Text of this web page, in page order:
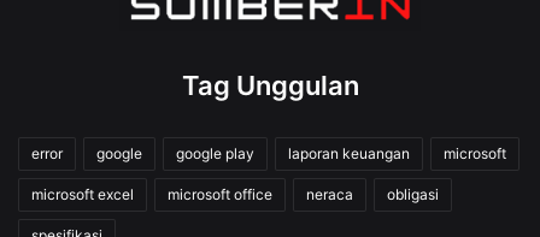
Tag Unggulan
error google google play laporan keuangan microsoft
microsoft excel microsoft office neraca obligasi